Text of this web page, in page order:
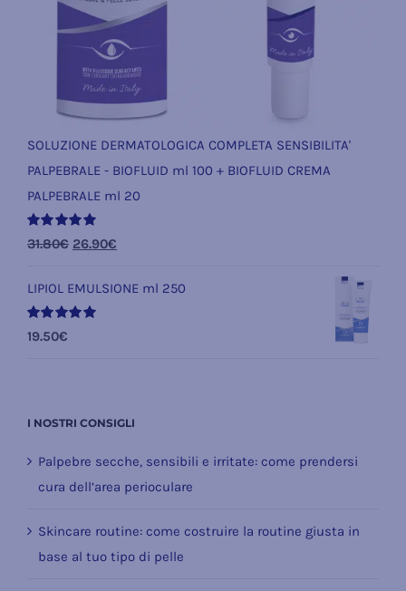
SOLUZIONE DERMATOLOGICA COMPLETA SENSIBILITA'
PALPEBRALE - BIOFLUID ml 100 + BIOFLUID CREMA
PALPEBRALE ml 20
Valutato
31.80€ Il
originale
era:
26.90€Il
attuale
LIPIOL EMULSIONE ml 250
Valutato
19.50€
I NOSTRI CONSIGLI
Palpebre secche, sensibili e irritate: come prendersi
cura dell’area perioculare
Skincare routine: come costruire la routine giusta in
base al tuo tipo di pelle